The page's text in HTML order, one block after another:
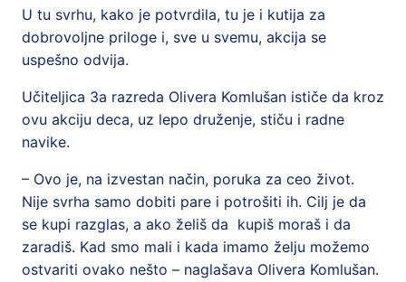
U tu svrhu, kako je potvrdila, tu je i kutija za
dobrovoljne priloge i, sve u svemu, akcija se
uspešno odvija.
Učiteljica 3a razreda Olivera Komlušan ističe da kroz
ovu akciju deca, uz lepo druženje, stiču i radne
navike.
– Ovo je, na izvestan način, poruka za ceo život.
Nije svrha samo dobiti pare i potrošiti ih. Cilj je da
se kupi razglas, a ako želiš da kupiš moraš i da
zaradiš. Kad smo mali i kada imamo želju možemo
ostvariti ovako nešto – naglašava Olivera Komlušan.